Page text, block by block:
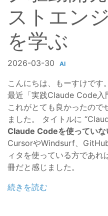
ストエン
を学ぶ
2026-03-30 AI
こんにちは、もーすけです。
最近「実践Claude Code入
これがとても良かったので
ました。 タイトルに
Claude Codeを使っていな
CursorやWindsurf、
ィタを使っている方であれ
冊だと感じました。
続きを読む